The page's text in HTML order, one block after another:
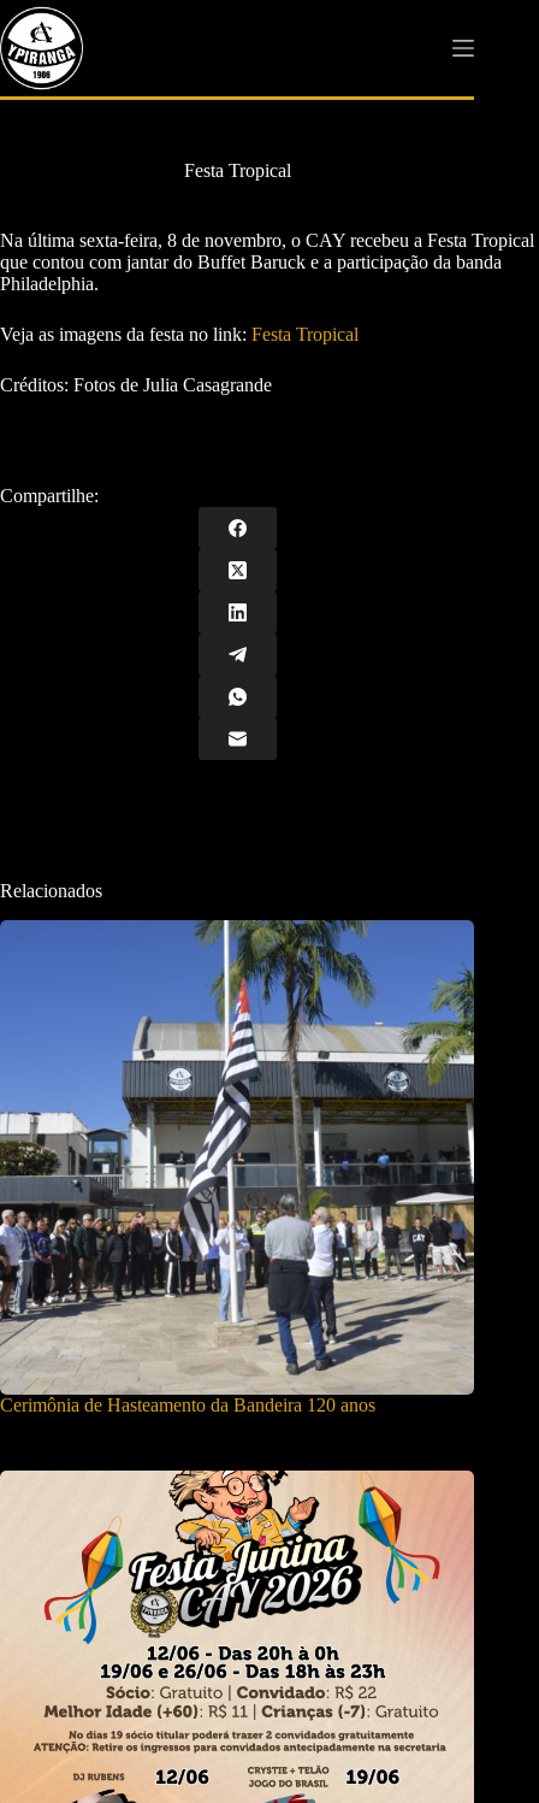
Pular
para
o
conteúdo
Festa Tropical
Na última sexta-feira, 8 de novembro, o CAY recebeu a Festa Tropical
que contou com jantar do Buffet Baruck e a participação da banda
Philadelphia.
Veja as imagens da festa no link: Festa Tropical
Créditos: Fotos de Julia Casagrande
Compartilhe:
Relacionados
Cerimônia de Hasteamento da Bandeira 120 anos